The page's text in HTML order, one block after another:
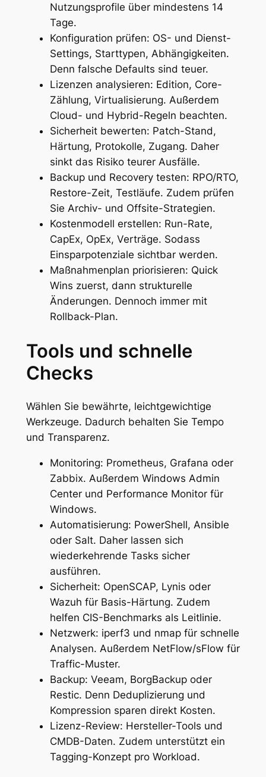
Nutzungsprofile über mindestens 14
Tage.
Konfiguration prüfen: OS- und Dienst-
Settings, Starttypen, Abhängigkeiten.
Denn falsche Defaults sind teuer.
Lizenzen analysieren: Edition, Core-
Zählung, Virtualisierung. Außerdem
Cloud- und Hybrid-Regeln beachten.
Sicherheit bewerten: Patch-Stand,
Härtung, Protokolle, Zugang. Daher
sinkt das Risiko teurer Ausfälle.
Backup und Recovery testen: RPO/RTO,
Restore-Zeit, Testläufe. Zudem prüfen
Sie Archiv- und Offsite-Strategien.
Kostenmodell erstellen: Run-Rate,
CapEx, OpEx, Verträge. Sodass
Einsparpotenziale sichtbar werden.
Maßnahmenplan priorisieren: Quick
Wins zuerst, dann strukturelle
Änderungen. Dennoch immer mit
Rollback-Plan.
Tools und schnelle
Checks
Wählen Sie bewährte, leichtgewichtige
Werkzeuge. Dadurch behalten Sie Tempo
und Transparenz.
Monitoring: Prometheus, Grafana oder
Zabbix. Außerdem Windows Admin
Center und Performance Monitor für
Windows.
Automatisierung: PowerShell, Ansible
oder Salt. Daher lassen sich
wiederkehrende Tasks sicher
ausführen.
Sicherheit: OpenSCAP, Lynis oder
Wazuh für Basis-Härtung. Zudem
helfen CIS-Benchmarks als Leitlinie.
Netzwerk: iperf3 und nmap für schnelle
Analysen. Außerdem NetFlow/sFlow für
Traffic-Muster.
Backup: Veeam, BorgBackup oder
Restic. Denn Deduplizierung und
Kompression sparen direkt Kosten.
Lizenz-Review: Hersteller-Tools und
CMDB-Daten. Zudem unterstützt ein
Tagging-Konzept pro Workload.